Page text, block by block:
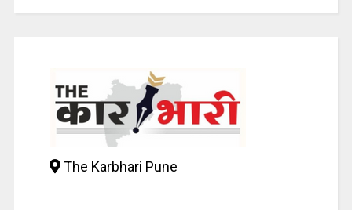
The Karbhari Pune